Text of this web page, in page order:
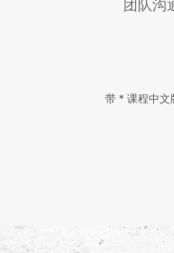
团队沟
带 * 课程中文